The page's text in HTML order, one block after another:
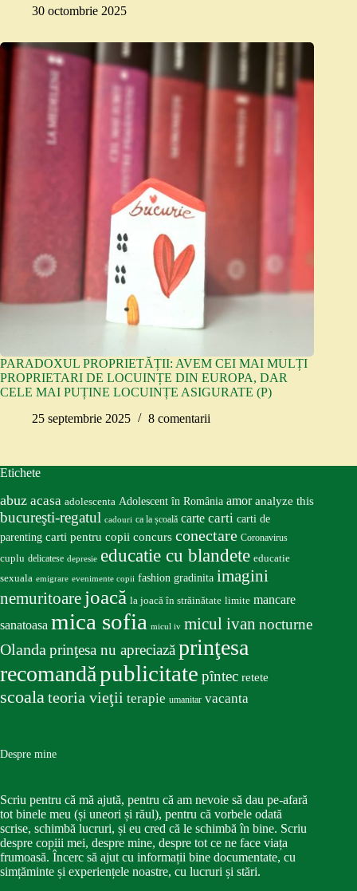
30 octombrie 2025
PARADOXUL PROPRIETĂȚII: AVEM CEI MAI MULȚI
PROPRIETARI DE LOCUINȚE DIN EUROPA, DAR
CELE MAI PUȚINE LOCUINȚE ASIGURATE (P)
25 septembrie 2025
8 comentarii
Etichete
abuz acasa adolescenta Adolescent în România amor analyze this
bucureşti-regatul cadouri ca la școală carte carti carti de
parenting carti pentru copii concurs conectare Coronavirus
cuplu delicatese depresie educatie cu blandete educatie
sexuala emigrare evenimente copii fashion gradinita imagini
nemuritoare joacă la joacă în străinătate limite mancare
sanatoasa mica sofia micul iv micul ivan nocturne
Olandaprinţesa nu apreciazăprinţesa
recomandăpublicitate pîntec retete
scoalateoria vieţii terapie umanitar vacanta
Despre mine
Scriu pentru că mă ajută, pentru că am nevoie să dau pe-afară
tot binele meu (și uneori și răul), pentru că vorbele odată
scrise, schimbă lucruri, și eu cred că le schimbă în bine. Scriu
despre copiii mei, despre mine, despre tot ce ne face viața
frumoasă. Încerc să ajut cu informații bine documentate, cu
simțăminte și experiențele noastre, cu lucruri și stări.